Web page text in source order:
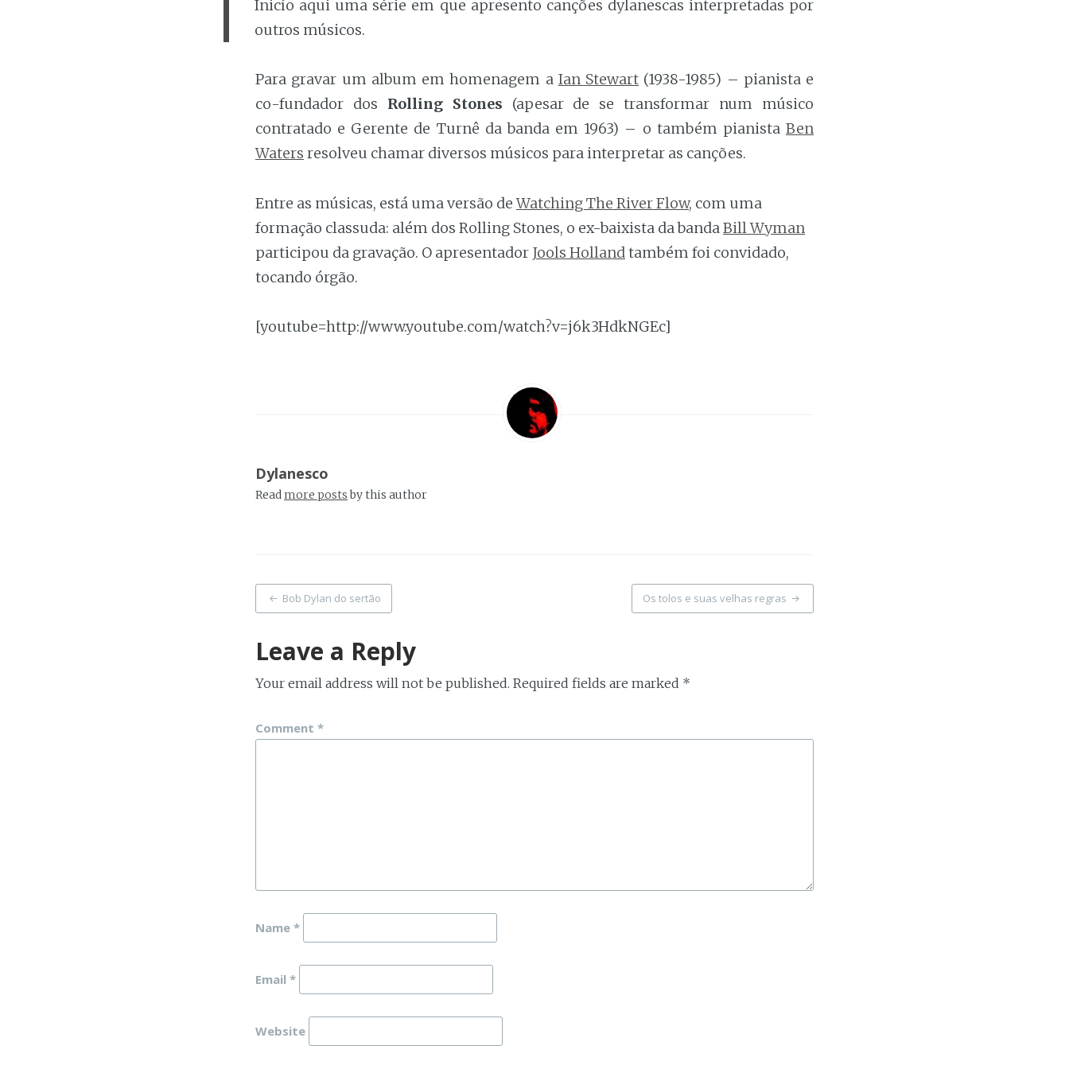
Inicío aqui uma série em que apresento canções dylanescas interpretadas por
outros músicos.
Para gravar um album em homenagem a Ian Stewart (1938-1985) – pianista e
co-fundador dos Rolling Stones (apesar de se transformar num músico
contratado e Gerente de Turnê da banda em 1963) – o também pianista Ben
Waters resolveu chamar diversos músicos para interpretar as canções.
Entre as músicas, está uma versão deWatching The River Flow, com uma
formação classuda: além dos Rolling Stones, o ex-baixista da banda Bill Wyman
participou da gravação. O apresentador Jools Holland também foi convidado,
tocando órgão.
[youtube=http://www.youtube.com/watch?v=j6k3HdkNGEc]
Dylanesco
Readmore postsby this author
Post
navigation
Bob Dylan do sertão Os tolos e suas velhas regras
Leave a Reply
Your email address will not be published. Required fields are marked *
Comment *
Name *
Email *
Website